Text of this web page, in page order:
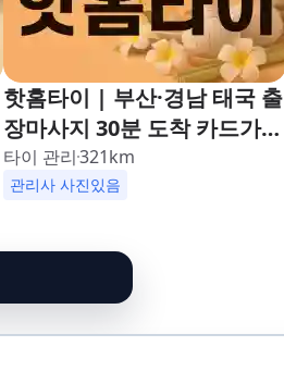
핫홈타이 | 부산·경남 태국 출
장마사지 30분 도착 카드가능
24시해운대,사상,광안리,남포
동,구포,덕천,명지,민락,수영,
송,센텀,송도,자갈치,하단,다
대포,범일,범천,우동,마린시
티,송정,기장,정관,일광,망미,
토곡,시청,양정,초량,사직,온
타이 관리321km
관리사 사진있음